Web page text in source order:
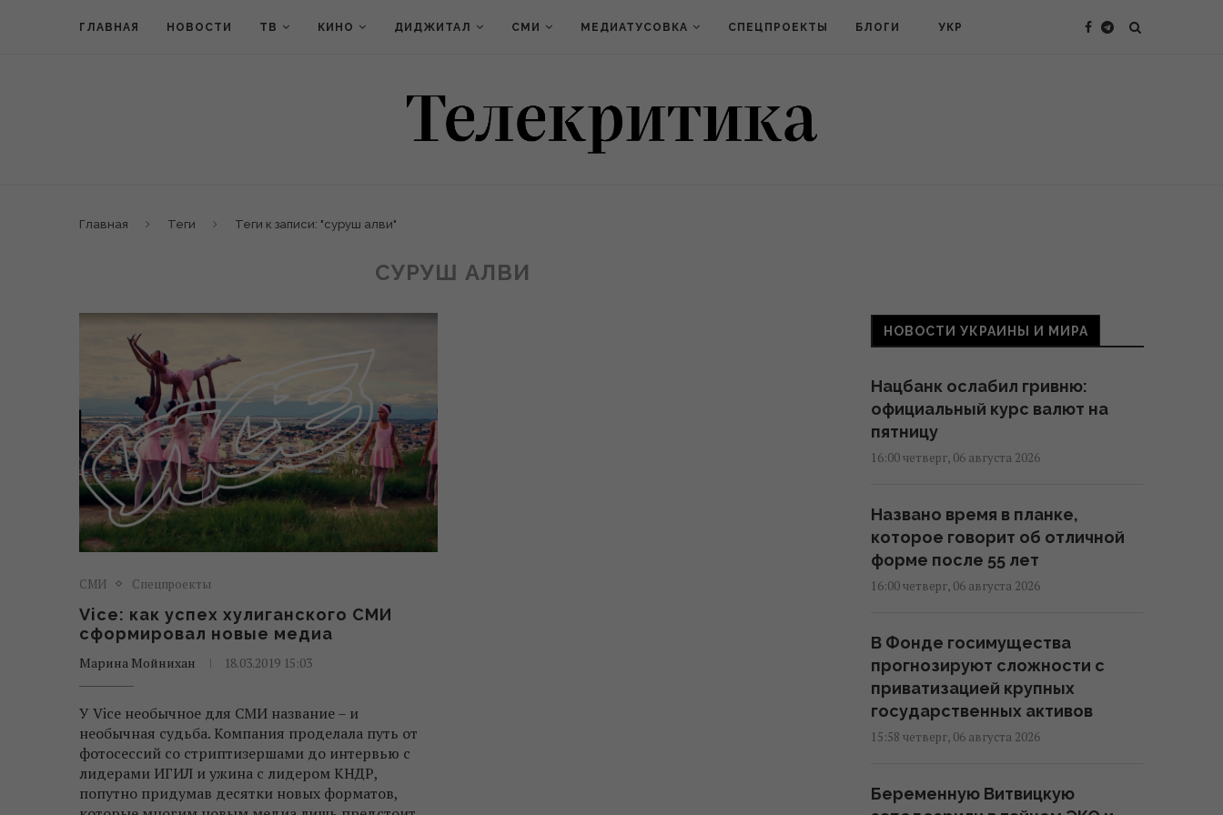
ГЛАВНАЯ НОВОСТИ ТВ КИНО ДИДЖИТАЛ СМИ МЕДИАТУСОВКА СПЕЦПРОЕКТЫ БЛОГИ УКР
Главная Теги Теги к записи: "суруш алви"
СУРУШ АЛВИ
СМИ Спецпроекты
Vice: как успех хулиганского СМИ
сформировал новые медиа
Марина Мойнихан 18.03.2019 15:03
У Vice необычное для СМИ название – и
необычная судьба. Компания проделала путь от
фотосессий со стриптизершами до интервью с
лидерами ИГИЛ и ужина с лидером КНДР,
попутно придумав десятки новых форматов,
НОВОСТИ УКРАИНЫ И МИРА
Нацбанк ослабил гривню:
официальный курс валют на
пятницу
16:00 четверг, 06 августа 2026
Названо время в планке,
которое говорит об отличной
форме после 55 лет
16:00 четверг, 06 августа 2026
В Фонде госимущества
прогнозируют сложности с
приватизацией крупных
государственных активов
15:58 четверг, 06 августа 2026
Беременную Витвицкую